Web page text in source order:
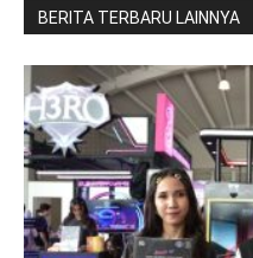
BERITA TERBARU LAINNYA